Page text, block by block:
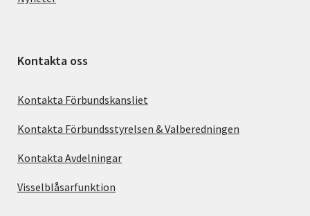
Kontakta oss
Kontakta Förbundskansliet
Kontakta Förbundsstyrelsen & Valberedningen
Kontakta Avdelningar
Visselblåsarfunktion